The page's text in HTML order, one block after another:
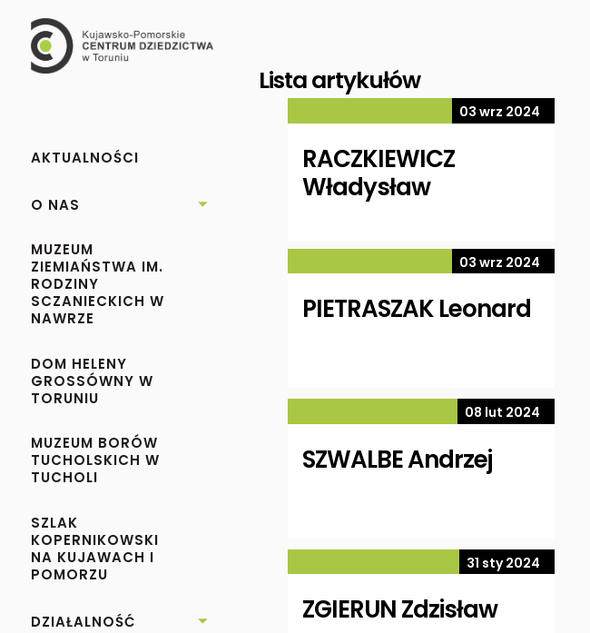
AKTUALNOŚCI
O NAS 
MUZEUM
ZIEMIAŃSTWA IM.
RODZINY
SCZANIECKICH W
NAWRZE
DOM HELENY
GROSSÓWNY W
TORUNIU
MUZEUM BORÓW
TUCHOLSKICH W
TUCHOLI
SZLAK
KOPERNIKOWSKI
NA KUJAWACH I
POMORZU
DZIAŁALNOŚĆ 
Lista artykułów
03 wrz 2024
RACZKIEWICZ
Władysław
03 wrz 2024
PIETRASZAK Leonard
08 lut 2024
SZWALBE Andrzej
31 sty 2024
ZGIERUN Zdzisław